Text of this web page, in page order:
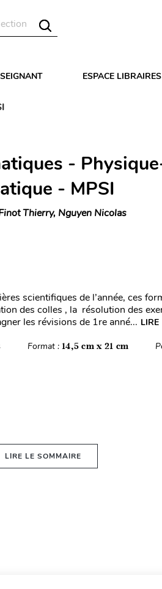
ESPACE LIBRAIRES
-
- MPSI
Thierry, Nguyen Nicolas
scientifiques de l’année, ces
des colles , la résolution des
les révisions de 1re anné... LIRE
Format : 14,5 cm x 21 cm
LIRE LE SOMMAIRE